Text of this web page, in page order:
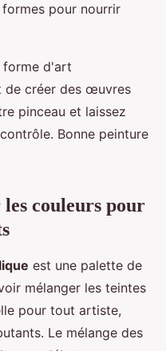
pour nourrir
forme d'art
de créer des œuvres
pinceau et laissez
Bonne peinture
couleurs pour
est une palette de
mélanger les teintes
pour tout artiste,
Le mélange des